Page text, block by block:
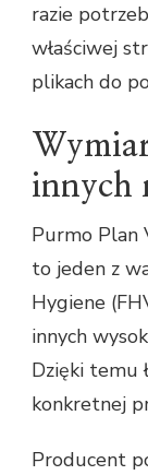
razie
właściwej
plikach do
innych
Purmo Plan
to jeden z
Hygiene
innych
Dzięki temu
konkretnej
Producent